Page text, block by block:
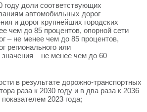
году доли соответствующих
автомобильных дорог
и дорог крупнейших городских
чем до 85 процентов, опорной сети
– не менее чем до 85 процентов,
регионального или
– не менее чем до 60
в результате дорожно-транспортных
раза к 2030 году и в два раза к 2036
2023 года;